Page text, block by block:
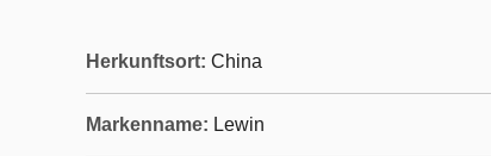
Herkunftsort: China
Markenname: Lewin